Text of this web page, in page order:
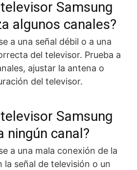
Samsung
algunos canales?
a una señal débil o a una
del televisor. Prueba a
ajustar la antena o
del televisor.
Samsung
ningún canal?
a una mala conexión de la
la señal de televisión o un